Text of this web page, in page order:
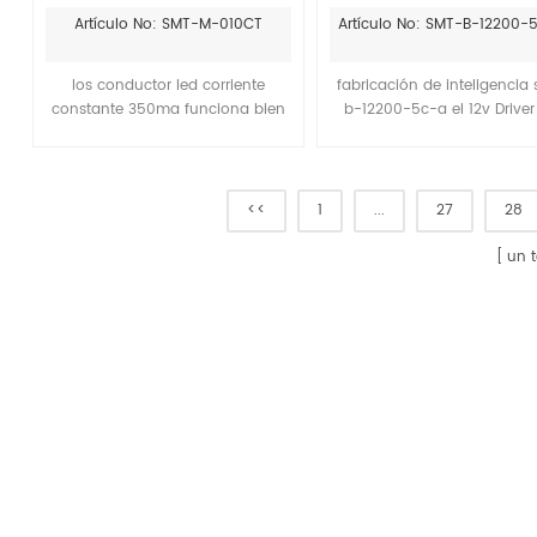
constante 100ma 350ma
Artículo No: SMT-M-010CT
los conductor led corriente
constante 350ma funciona bien
para luces de cinta
Artículo No: SMT-B-12200-
fabricación de inteligencia
b-12200-5c-a el 12v
0,5 segundos, con una
de 4000 Hz.Puede
con módulos led
<< 1 ... 27 28
un